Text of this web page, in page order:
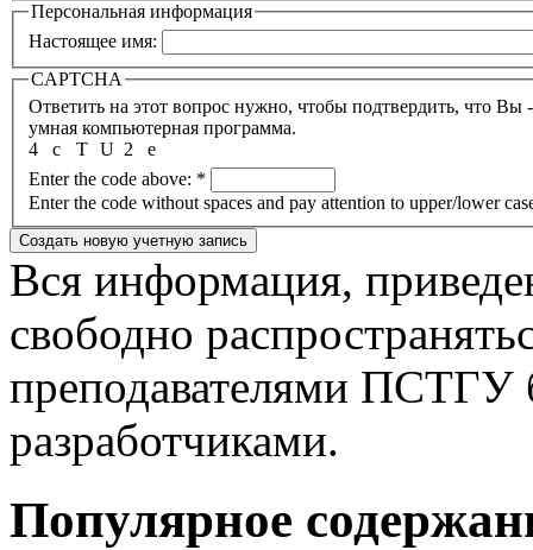
Персональная информация
Настоящее имя:
CAPTCHA
Ответить на этот вопрос нужно, чтобы подтвердить, что
умная компьютерная программа.
c
4 2
U e
T
Enter the code above: *
Enter the code without spaces and pay attention to upper/lower
Вся информация,
свободно
преподавателями ПСТГУ
разработчиками.
Популярное